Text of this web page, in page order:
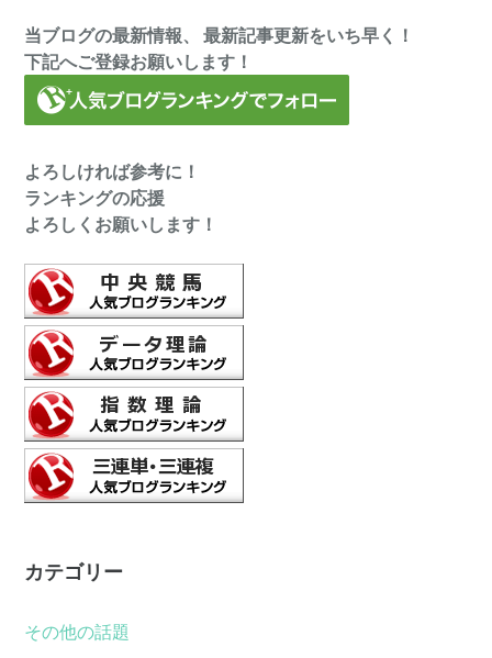
当ブログの最新情報、 最新記事更新をいち早く！
下記へご登録お願いします！
よろしければ参考に！
ランキングの応援
よろしくお願いします！
カテゴリー
その他の話題